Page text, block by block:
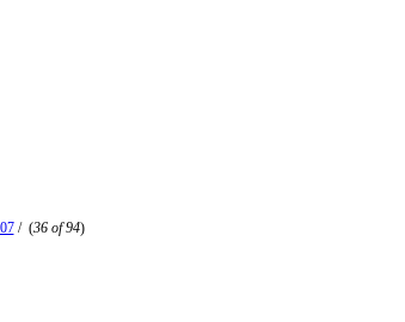
/ (36 of 94)